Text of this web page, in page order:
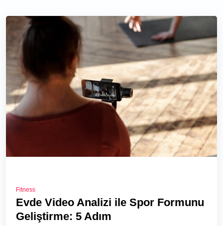
Fitness
Evde Video Analizi ile Spor Formunu
Geliştirme: 5 Adım